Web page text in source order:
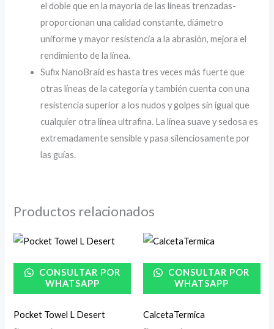
el doble que en la mayoría de las líneas trenzadas-
proporcionan una calidad constante, diámetro
uniforme y mayor resistencia a la abrasión, mejora el
rendimiento de la línea.
Sufix NanoBraid es hasta tres veces más fuerte que
otras líneas de la categoría y también cuenta con una
resistencia superior a los nudos y golpes sin igual que
cualquier otra línea ultrafina. La línea suave y sedosa es
extremadamente sensible y pasa silenciosamente por
las guías.
Productos relacionados
CONSULTAR POR
WHATSAPP
Pocket Towel L Desert
CONSULTAR POR
WHATSAPP
CalcetaTermica